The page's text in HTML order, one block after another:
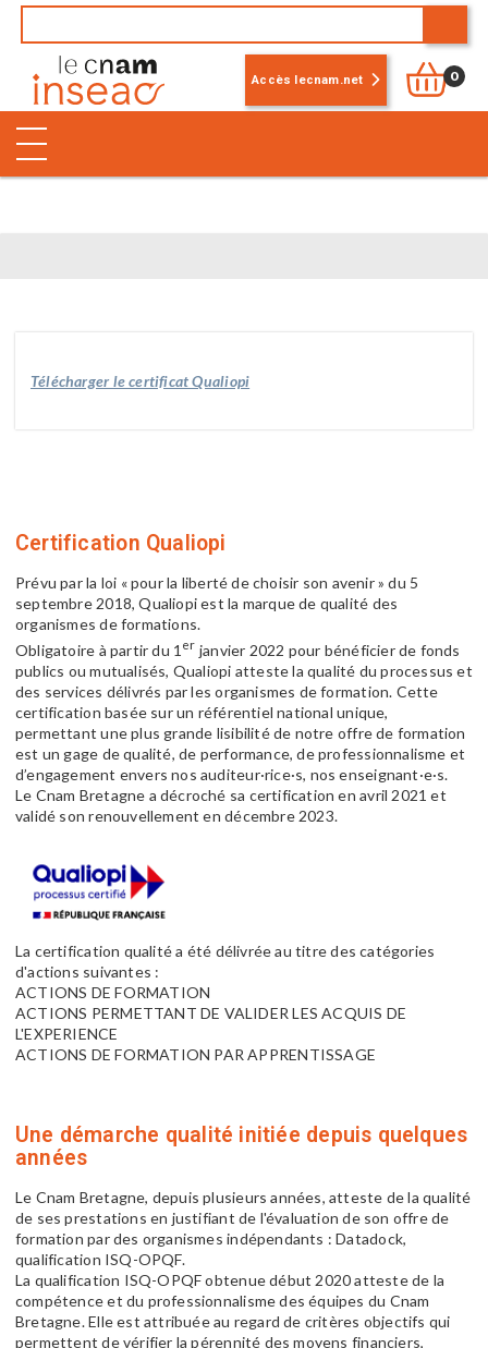
Accès lecnam.net 0
Télécharger le certificat Qualiopi
Certification Qualiopi
Prévu par la loi « pour la liberté de choisir son avenir » du 5
septembre 2018, Qualiopi est la marque de qualité des
organismes de formations.
Obligatoire à partir du 1 er janvier 2022 pour bénéficier de fonds
publics ou mutualisés, Qualiopi atteste la qualité du processus et
des services délivrés par les organismes de formation. Cette
certification basée sur un référentiel national unique,
permettant une plus grande lisibilité de notre offre de formation
est un gage de qualité, de performance, de professionnalisme et
d’engagement envers nos auditeur·rice·s, nos enseignant·e·s.
Le Cnam Bretagne a décroché sa certification en avril 2021 et
validé son renouvellement en décembre 2023.
La certification qualité a été délivrée au titre des catégories
d'actions suivantes :
ACTIONS DE FORMATION
ACTIONS PERMETTANT DE VALIDER LES ACQUIS DE
L'EXPERIENCE
ACTIONS DE FORMATION PAR APPRENTISSAGE
Une démarche qualité initiée depuis quelques
années
Le Cnam Bretagne, depuis plusieurs années, atteste de la qualité
de ses prestations en justifiant de l'évaluation de son offre de
formation par des organismes indépendants : Datadock,
qualification ISQ-OPQF.
La qualification ISQ-OPQF obtenue début 2020 atteste de la
compétence et du professionnalisme des équipes du Cnam
Bretagne. Elle est attribuée au regard de critères objectifs qui
permettent de vérifier la pérennité des moyens financiers,